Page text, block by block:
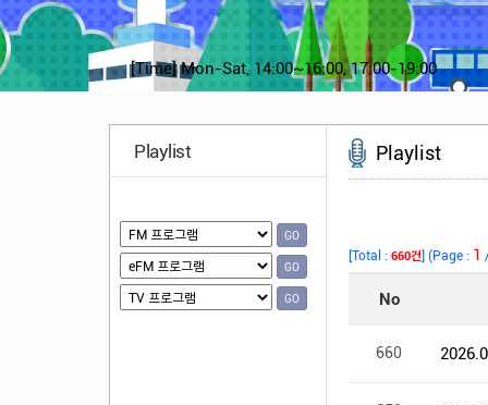
[Time]Mon-Sat, 14:00~16:00, 17:00-19:00
Playlist
GO
GO
GO
Playlist